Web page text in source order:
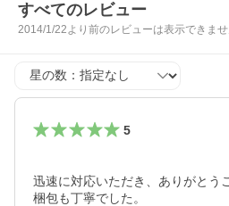
すべてのレビュー
2014/1/22より前のレビューは表示できま
星の数
5
迅速に対応いただき、ありがとう
梱包も丁寧でした。